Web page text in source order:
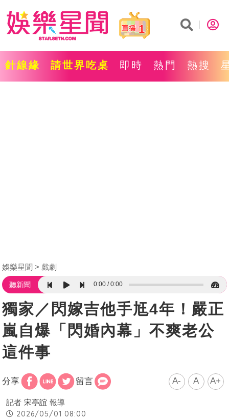
1
針線緣 請世界吃桌 即時 熱門 熱搜
娛樂星聞 戲劇
聽新聞 0:00 0:00
獨家／閃嫁吉他手尪4年！嚴正
嵐自爆「閃婚內幕」不爽老公
這件事
分享 留言 A- A A+
記者 宋亭誼 報導
2026/05/01 08:00